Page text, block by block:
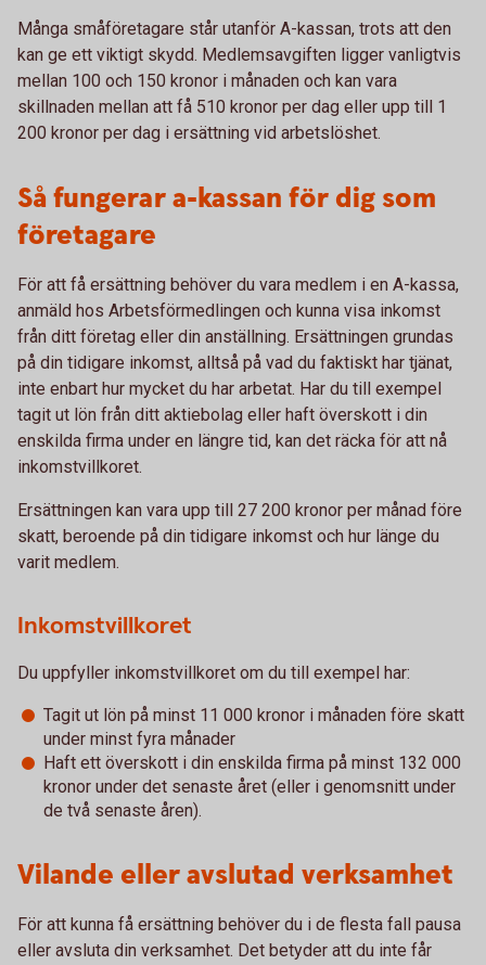
Många småföretagare står utanför A-kassan, trots att den
kan ge ett viktigt skydd. Medlemsavgiften ligger vanligtvis
mellan 100 och 150 kronor i månaden och kan vara
skillnaden mellan att få 510 kronor per dag eller upp till 1
200 kronor per dag i ersättning vid arbetslöshet.
Så fungerar a-kassan för dig som
företagare
För att få ersättning behöver du vara medlem i en A-kassa,
anmäld hos Arbetsförmedlingen och kunna visa inkomst
från ditt företag eller din anställning. Ersättningen grundas
på din tidigare inkomst, alltså på vad du faktiskt har tjänat,
inte enbart hur mycket du har arbetat. Har du till exempel
tagit ut lön från ditt aktiebolag eller haft överskott i din
enskilda firma under en längre tid, kan det räcka för att nå
inkomstvillkoret.
Ersättningen kan vara upp till 27 200 kronor per månad före
skatt, beroende på din tidigare inkomst och hur länge du
varit medlem.
Inkomstvillkoret
Du uppfyller inkomstvillkoret om du till exempel har:
Tagit ut lön på minst 11 000 kronor i månaden före skatt
under minst fyra månader
Haft ett överskott i din enskilda firma på minst 132 000
kronor under det senaste året (eller i genomsnitt under
de två senaste åren).
Vilande eller avslutad verksamhet
För att kunna få ersättning behöver du i de flesta fall pausa
eller avsluta din verksamhet. Det betyder att du inte får